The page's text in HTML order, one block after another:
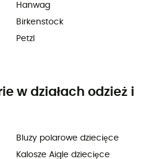
Hanwag
Birkenstock
Petzl
w działach odzież i
Bluzy polarowe dziecięce
Kalosze Aigle dziecięce